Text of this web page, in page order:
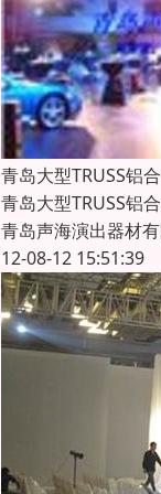
青岛大型TRUSS铝
青岛大型TRUSS铝
青岛声海演出器材
12-08-12 15:51:39